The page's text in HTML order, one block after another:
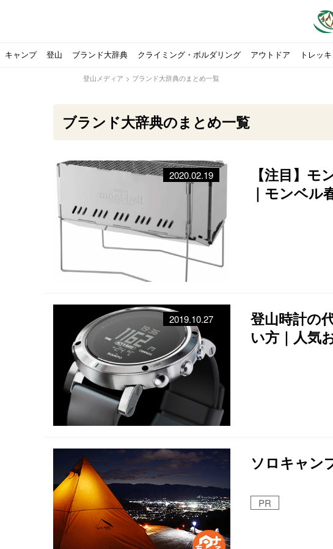
キャンプ
【ソロキャンプの魅力を満喫】ソロテントの選び方やおすすめのテント7
【ポップアップテントおすすめ5選】
【最
登山
ゴアテックスウエアの洗濯・保管やメンテナンス方法は？キャンプ女子
北アルプスの最奥部、黒部・雲ノ平へ！
【ソ
ブランド大辞典
【注目】モンベルがキャンプ用品に注力！｜モンベル春夏の新商品をご紹
登山時計の代名詞スント・コアの魅力
キャ
クライミング・ボルダリング
人気の靴メーカー！スカルパの特集！選び方とおすすめシューズをご紹介
クライミング道具はゼロポイントで揃
【山
アウトドア
パティシエキャンパーSakiさんに教わる！『かんたん手作りツナ』の作り
パティシエキャンパーSakiさんに教わ
パテ
トレッ
登山歴3年目のテント泊装備・持ち物をご紹介します【八ヶ岳最高峰へ】南八ヶ岳テント泊
北八
【2021年最新！】9月Amazonのタイムセールをお得に攻略する方法
ペトロマックスの焚き火台でおすすめ
ふる
「オトナ女子の山登り」チャンネル、山下舞弓さんが動画投稿を始めたワ
【山でも街でも】ジャックウルフスキ
防水
【高品質】この冬使いたいマーモットのフリース、ダウン！お得な入手方
ビクトリノックスのマルチツールを用
登山
人気の靴メーカー！スカルパの特集！選び方とおすすめシューズをご紹介
フォックスファイヤーのおすすめウェ
ヒル
源流テンカラ釣り たいしょーの想い出釣行記＃１山形の源流「最初の装
源流テンカラ釣りのリアルがここにあ
【
ゴアテックスウエアの洗濯・保管やメンテナンス方法は？キャンプ女子
日本向けに作られた『アクシーズクイ
フォ
源流テンカラ釣りのリアルがここにある！料理も魅力の「源流居酒屋よ
パティシエキャンパーSakiさんに教わ
【
【書籍発売！】ソロキャンプYouTuberタナの初のレシピ本、鉄フライパ
【ソロキャンプや登山に】湯切り不要
パテ
パティシエキャンパーSakiさんに教わる！簡単・美味しいなめらか『手
パティシエキャンパーSakiさんに教わ
パテ
北アルプスの最奥部、黒部・雲ノ平へ！有名なクラシックルート「北鎌尾根」
登山
おでかけ情報サービス「aumo」が連携するメディア数が500社を突破！
使わない土地の負担が重荷に！権利を
山を
キャンプYouTuber尾上祐一郎が自信を持ってオススメ！ソロキャンプに
アトミックのスキー板は初心者におす
【お
スノーピークの限定バーナー入荷しました猫が支配している島？ 福岡の猫島に
【こ
パタゴニアのウエアやビールが「地球を救う」その理由とは
押入れに眠っていませんか？アウトド
2018
登山メディア > ブランド大辞典のまとめ一覧
ブランド大辞典のまとめ一覧
【注目】モ
｜モンベル
2020.02.19
登山時計の
い方｜人気
2019.10.27
ソロキャン
PR